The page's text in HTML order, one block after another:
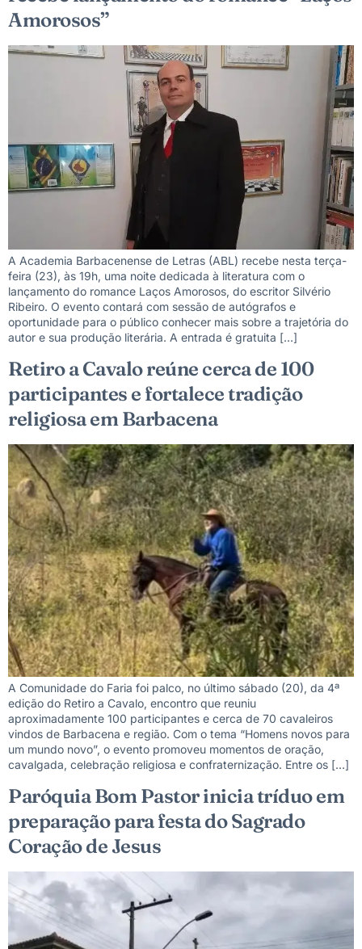
Amorosos”
A Academia Barbacenense de Letras (ABL) recebe nesta terça-
feira (23), às 19h, uma noite dedicada à literatura com o
lançamento do romance Laços Amorosos, do escritor Silvério
Ribeiro. O evento contará com sessão de autógrafos e
oportunidade para o público conhecer mais sobre a trajetória do
autor e sua produção literária. A entrada é gratuita […]
Retiro a Cavalo reúne cerca de 100
participantes e fortalece tradição
religiosa em Barbacena
A Comunidade do Faria foi palco, no último sábado (20), da 4ª
edição do Retiro a Cavalo, encontro que reuniu
aproximadamente 100 participantes e cerca de 70 cavaleiros
vindos de Barbacena e região. Com o tema “Homens novos para
um mundo novo”, o evento promoveu momentos de oração,
cavalgada, celebração religiosa e confraternização. Entre os […]
Paróquia Bom Pastor inicia tríduo em
preparação para festa do Sagrado
Coração de Jesus